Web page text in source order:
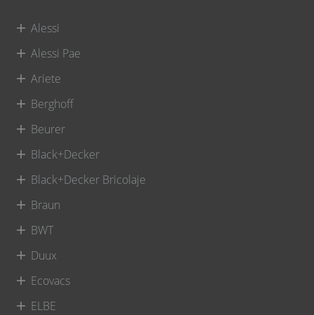
Alessi
Alessi Pae
Ariete
Berghoff
Beurer
Black+Decker
Black+Decker Bricolaje
Braun
BWT
Duux
Ecovacs
ELBE